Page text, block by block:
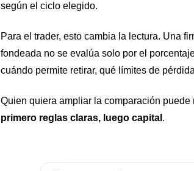
según el ciclo elegido.
Para el trader, esto cambia la lectura. Una
fondeada no se evalúa solo por el
cuándo permite retirar, qué límites de
Quien quiera ampliar la comparación puede
primero reglas claras, luego capital .